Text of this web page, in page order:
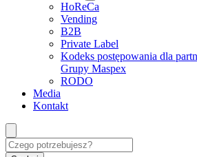
HoReCa
Vending
B2B
Private Label
Kodeks postępowania dla
Grupy Maspex
RODO
Media
Kontakt